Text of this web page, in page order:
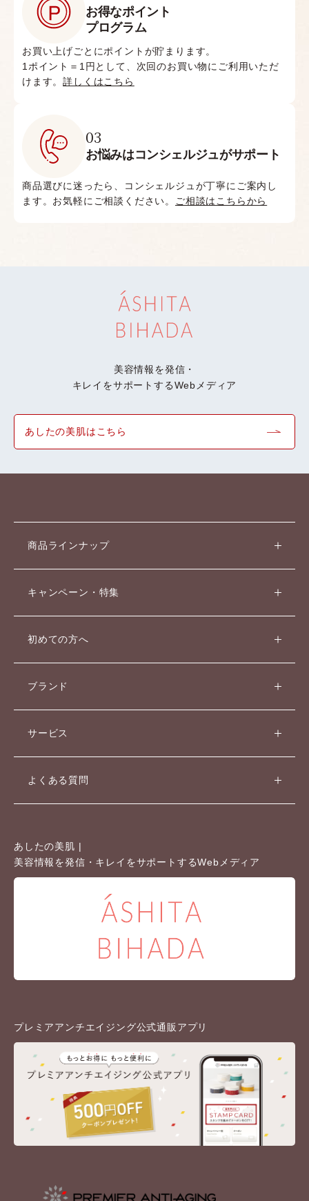
お得なポイント
プログラム
お買い上げごとにポイントが貯まります。
1ポイント＝1円として、次回のお買い物にご利用いただ
けます。詳しくはこちら
03
お悩みはコンシェルジュがサポート
商品選びに迷ったら、コンシェルジュが丁寧にご案内し
ます。お気軽にご相談ください。
ご相談はこちらから
美容情報を発信・
キレイをサポートするWebメディア
あしたの美肌はこちら
商品ラインナップ
キャンペーン・特集
初めての方へ
ブランド
サービス
よくある質問
あしたの美肌 |
美容情報を発信・キレイをサポートするWebメディア
プレミアアンチエイジング公式通販アプリ